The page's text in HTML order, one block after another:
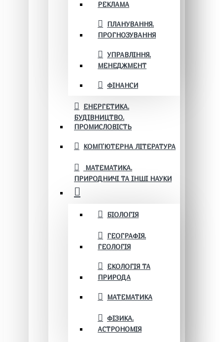
РЕКЛАМА
ПЛАНУВАННЯ.
ПРОГНОЗУВАННЯ
УПРАВЛІННЯ.
МЕНЕДЖМЕНТ
ФІНАНСИ
ЕНЕРГЕТИКА.
БУДІВНИЦТВО.
ПРОМИСЛОВІСТЬ
КОМП'ЮТЕРНА ЛІТЕРАТУРА
МАТЕМАТИКА.
ПРИРОДНИЧІ ТА ІНШІ НАУКИ
БІОЛОГІЯ
ГЕОГРАФІЯ.
ГЕОЛОГІЯ
ЕКОЛОГІЯ ТА
ПРИРОДА
МАТЕМАТИКА
ФІЗИКА.
АСТРОНОМІЯ